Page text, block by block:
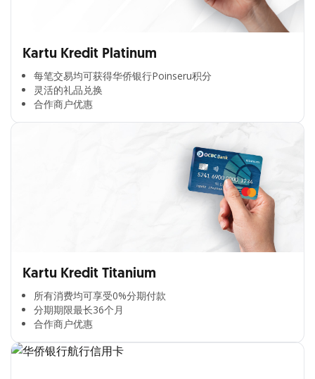
Kartu Kredit Platinum
每笔交易均可获得华侨银行Poinseru积分​
灵活的礼品兑换​
合作商户优惠​
Kartu Kredit Titanium
所有消费均可享受0%分期付款​
分期期限最长36个月​
合作商户优惠​